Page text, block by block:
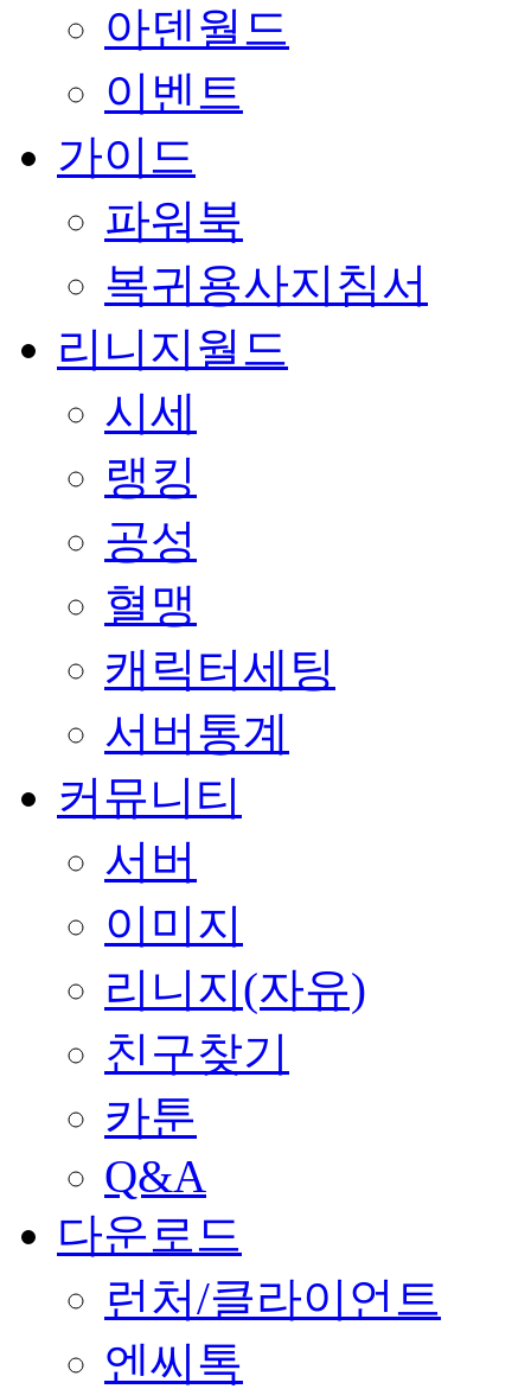
아덴월드
이벤트
가이드
파워북
복귀용사지침서
리니지월드
시세
랭킹
공성
혈맹
캐릭터세팅
서버통계
커뮤니티
서버
이미지
리니지(자유)
친구찾기
카툰
Q&A
다운로드
런처/클라이언트
엔씨톡